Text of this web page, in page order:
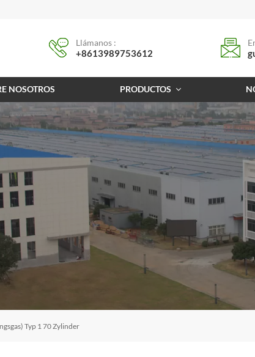
Llámanos :
+8613989753612
NOSOTROS PRODUCTOS
Typ 1 70 Zylinder